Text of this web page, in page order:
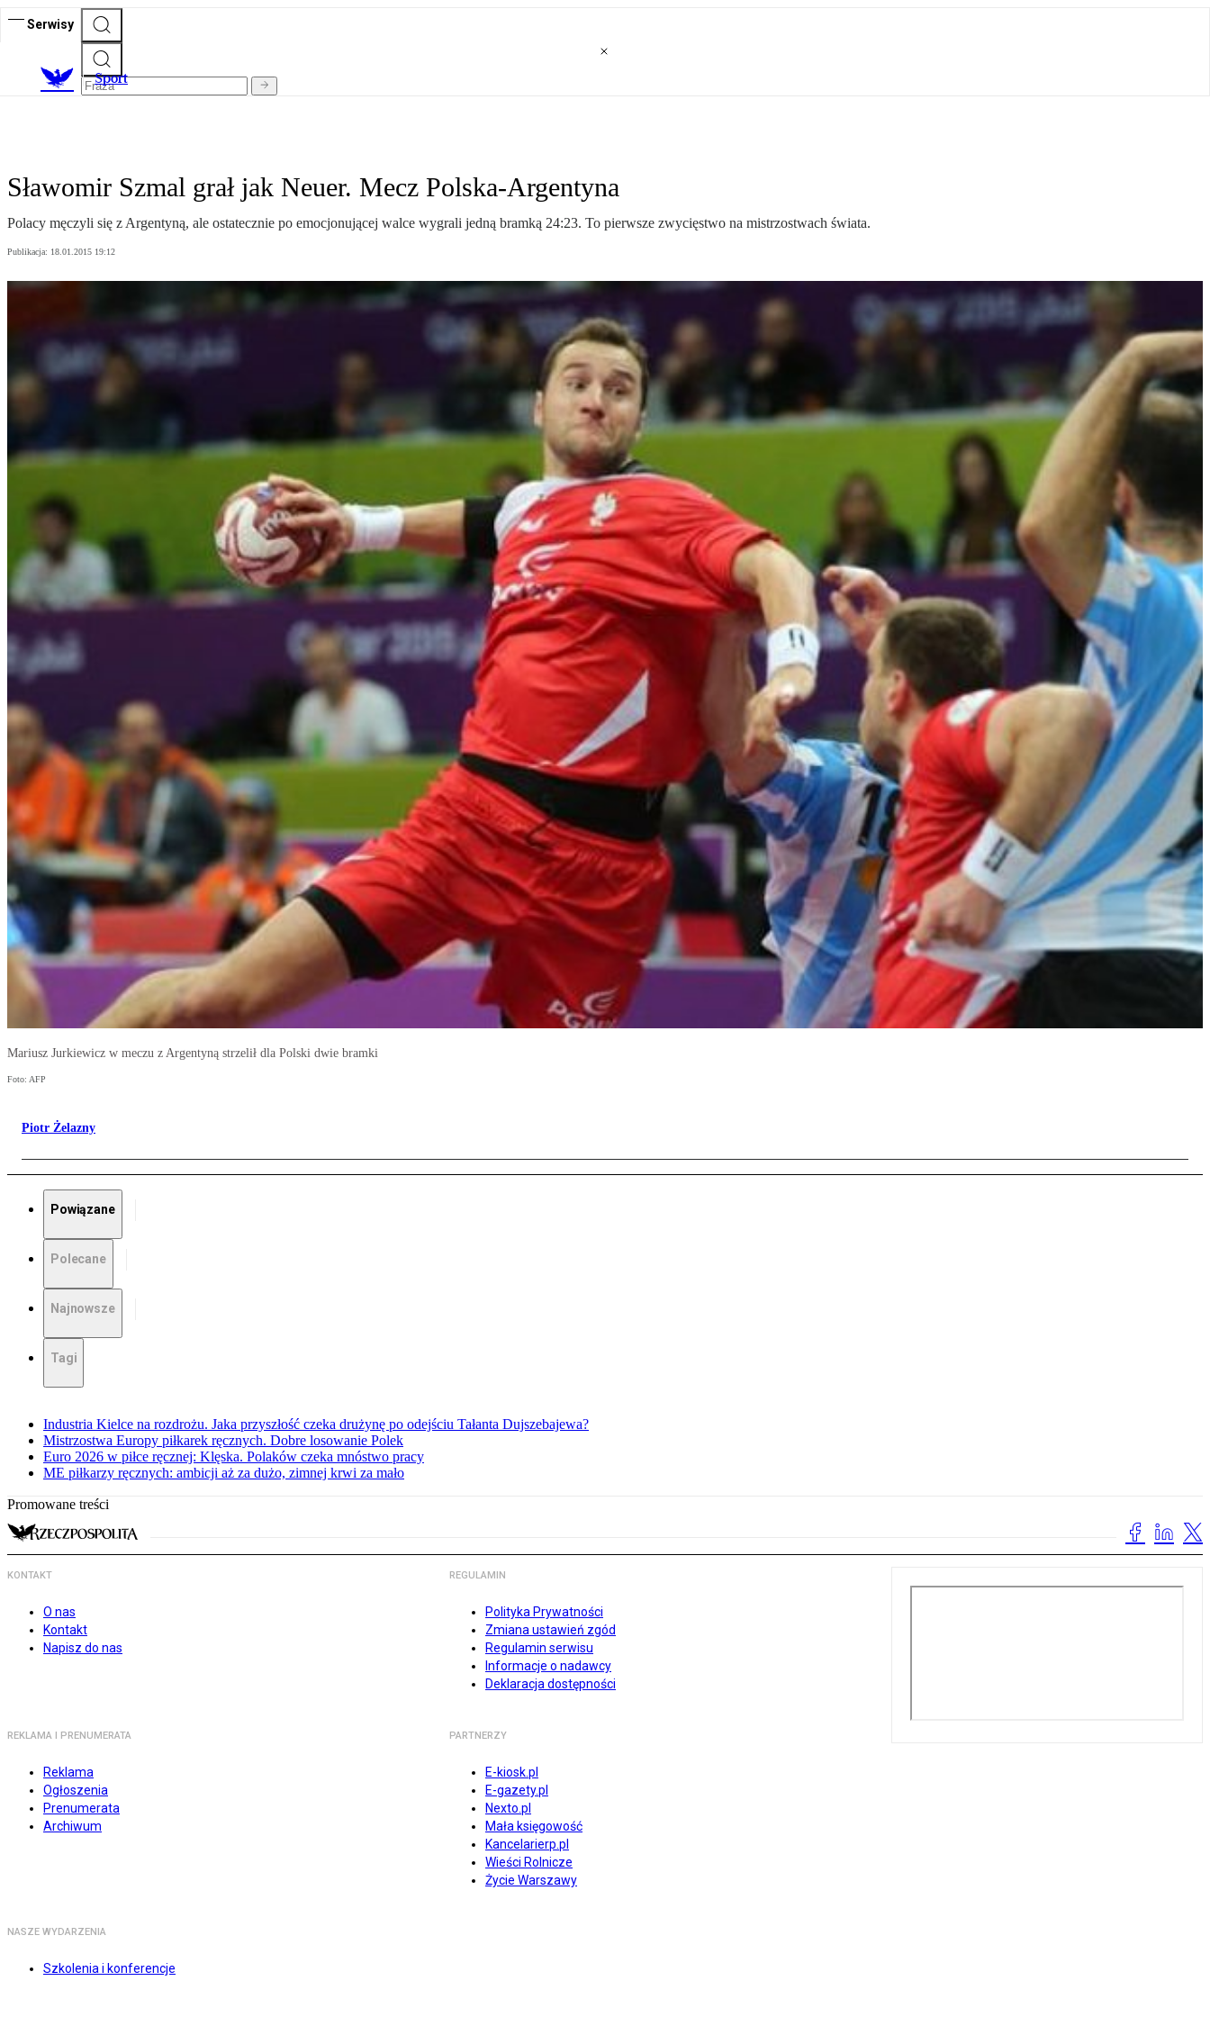
Serwisy
Sport
Sławomir Szmal grał jak Neuer. Mecz Polska-Argentyna
Polacy męczyli się z Argentyną, ale ostatecznie po emocjonującej walce wygrali jedną bramką 24:23. To pierwsze zwycięstwo na mistrzostwach świata.
Publikacja: 18.01.2015 19:12
Mariusz Jurkiewicz w meczu z Argentyną strzelił dla Polski dwie bramki
Foto: AFP
Piotr Żelazny
Powiązane
Polecane
Najnowsze
Tagi
Industria Kielce na rozdrożu. Jaka przyszłość czeka drużynę po odejściu Tałanta Dujszebajewa?
Mistrzostwa Europy piłkarek ręcznych. Dobre losowanie Polek
Euro 2026 w piłce ręcznej: Klęska. Polaków czeka mnóstwo pracy
ME piłkarzy ręcznych: ambicji aż za dużo, zimnej krwi za mało
Promowane treści
KONTAKT
O nas
Kontakt
Napisz do nas
REGULAMIN
Polityka Prywatności
Zmiana ustawień zgód
Regulamin serwisu
Informacje o nadawcy
Deklaracja dostępności
REKLAMA I PRENUMERATA
Reklama
Ogłoszenia
Prenumerata
Archiwum
PARTNERZY
E-kiosk.pl
E-gazety.pl
Nexto.pl
Mała księgowość
Kancelarierp.pl
Wieści Rolnicze
Życie Warszawy
NASZE WYDARZENIA
Szkolenia i konferencje